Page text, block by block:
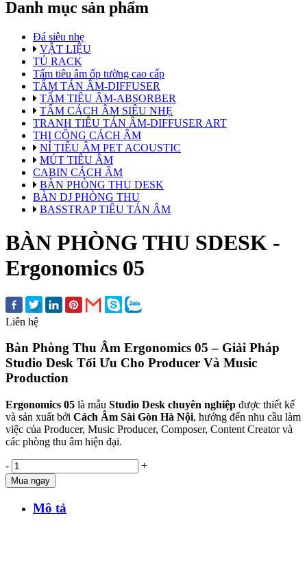
Danh mục sản phẩm
Đá siêu nhẹ
VẬT LIỆU
TỦ RACK
Tấm tiêu âm ốp tường cao cấp
TẤM TÁN ÂM-DIFFUSER
TẤM TIÊU ÂM-ABSORBER
TẤM CÁCH ÂM SIÊU NHẸ
TRANH TIÊU TÁN ÂM-DIFFUSER ART
THI CÔNG CÁCH ÂM
NỈ TIÊU ÂM PET ACOUSTIC
MÚT TIÊU ÂM
CABIN CÁCH ÂM
BÀN PHÒNG THU DESK
BÀN DJ PHÒNG THU
BASSTRAP TIÊU TÁN ÂM
BÀN PHÒNG THU SDESK -
Ergonomics 05
Liên hệ
Bàn Phòng Thu Âm Ergonomics 05 – Giải Pháp
Studio Desk Tối Ưu Cho Producer Và Music
Production
Ergonomics 05 là mẫu Studio Desk chuyên nghiệp được thiết kế
và sản xuất bởi Cách Âm Sài Gòn Hà Nội, hướng đến nhu cầu làm
việc của Producer, Music Producer, Composer, Content Creator và
các phòng thu âm hiện đại.
- +
Mua ngay
Mô tả